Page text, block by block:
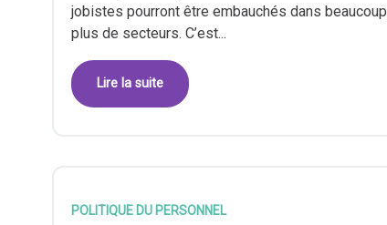
jobistes pourront être embauchés dans beaucoup
plus de secteurs. C’est...
Lire la suite
POLITIQUE DU PERSONNEL